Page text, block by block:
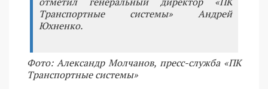
Транспортные системы» Андрей
Юхненко.
Фото: Александр Молчанов, пресс-служба «ПК
Транспортные системы»